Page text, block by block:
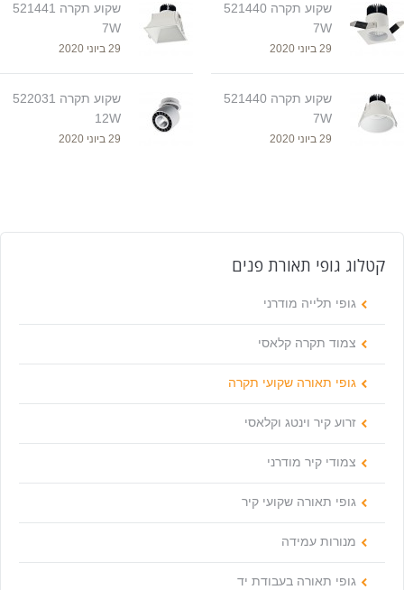
שקוע תקרה 521440
7W
29 ביוני 2020
שקוע תקרה 521441
7W
29 ביוני 2020
שקוע תקרה 521440
7W
29 ביוני 2020
שקוע תקרה 522031
12W
29 ביוני 2020
קטלוג גופי תאורת פנים
גופי תלייה מודרני
צמוד תקרה קלאסי
גופי תאורה שקועי תקרה
זרוע קיר וינטג וקלאסי
צמודי קיר מודרני
גופי תאורה שקועי קיר
מנורות עמידה
גופי תאורה בעבודת יד